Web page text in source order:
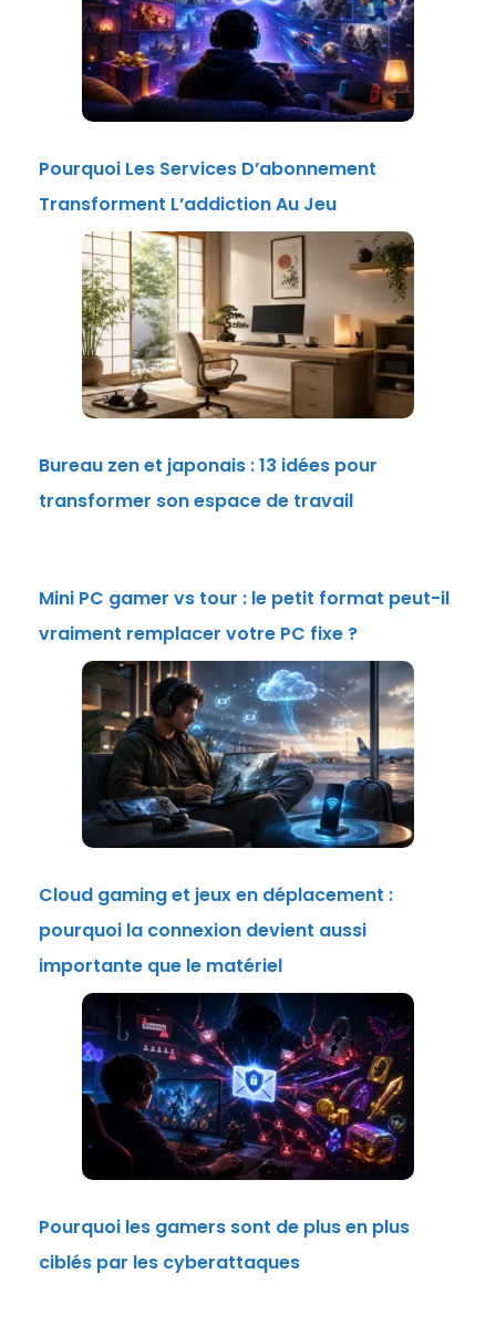
Pourquoi Les Services D’abonnement
Transforment L’addiction Au Jeu
Bureau zen et japonais : 13 idées pour
transformer son espace de travail
Mini PC gamer vs tour : le petit format peut-il
vraiment remplacer votre PC fixe ?
Cloud gaming et jeux en déplacement :
pourquoi la connexion devient aussi
importante que le matériel
Pourquoi les gamers sont de plus en plus
ciblés par les cyberattaques